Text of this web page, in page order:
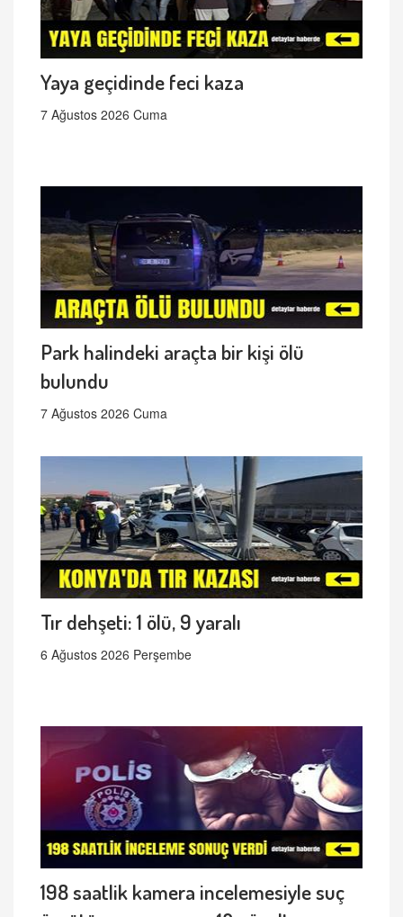
Yaya geçidinde feci kaza
7 Ağustos 2026 Cuma
Park halindeki araçta bir kişi ölü
bulundu
7 Ağustos 2026 Cuma
Tır dehşeti: 1 ölü, 9 yaralı
6 Ağustos 2026 Perşembe
198 saatlik kamera incelemesiyle suç